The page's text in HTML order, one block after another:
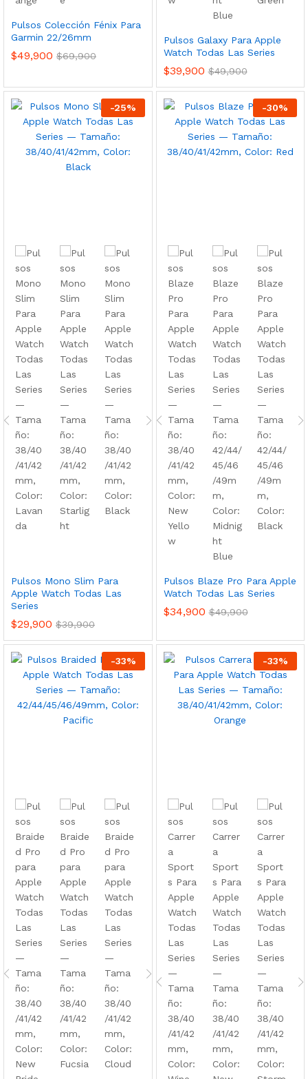
Pulsos Colección Fénix Para
Garmin 22/26mm
$49,900 $69,900
Pulsos Galaxy Para Apple
Watch Todas Las Series
$39,900 $49,900
-25%
Pulsos Mono Slim Para
Apple Watch Todas Las
Series
$29,900 $39,900
-30%
Pulsos Blaze Pro Para Apple
Watch Todas Las Series
$34,900 $49,900
-33% -33%